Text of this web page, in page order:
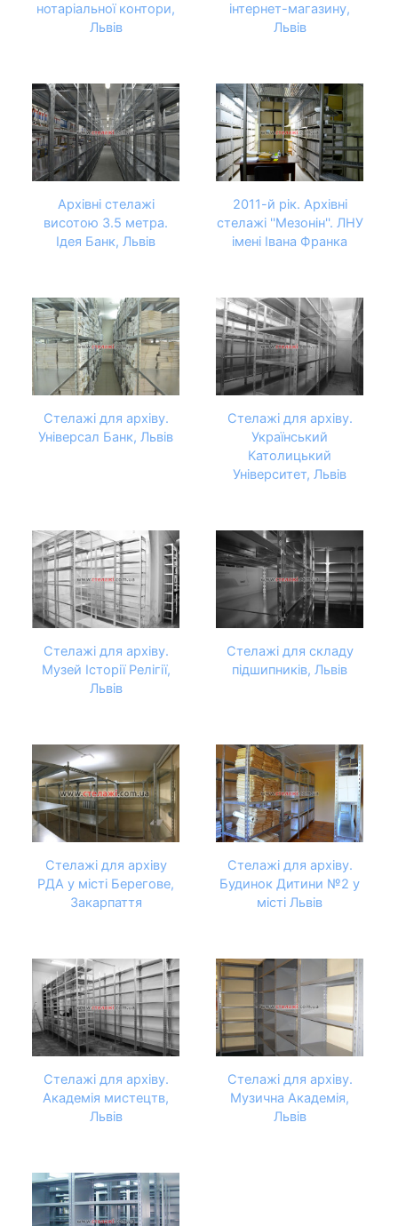
нотаріальної контори,
Львів
інтернет-магазину,
Львів
Архівні стелажі
висотою 3.5 метра.
Ідея Банк, Львів
2011-й рік. Архівні
стелажі ''Мезонін''. ЛНУ
імені Івана Франка
Стелажі для архіву.
Універсал Банк, Львів
Стелажі для архіву.
Український
Католицький
Університет, Львів
Стелажі для архіву.
Музей Історії Релігії,
Львів
Стелажі для складу
підшипників, Львів
Стелажі для архіву
РДА у місті Берегове,
Закарпаття
Стелажі для архіву.
Будинок Дитини №2 у
місті Львів
Стелажі для архіву.
Академія мистецтв,
Львів
Стелажі для архіву.
Музична Академія,
Львів